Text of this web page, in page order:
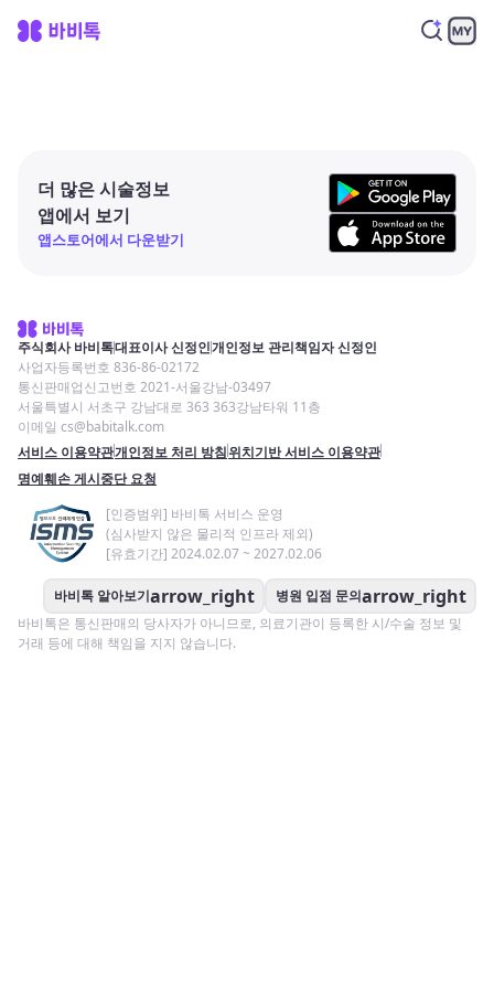
더 많은 시술정보
앱에서 보기
앱스토어에서 다운받기
주식회사 바비톡대표이사 신정인개인정보 관리책임자 신정인
사업자등록번호 836-86-02172
통신판매업신고번호 2021-서울강남-03497
서울특별시 서초구 강남대로 363 363강남타워 11층
이메일 cs@babitalk.com
서비스 이용약관개인정보 처리 방침위치기반 서비스 이용약관
명예훼손 게시중단 요청
[인증범위] 바비톡 서비스 운영
(심사받지 않은 물리적 인프라 제외)
[유효기간] 2024.02.07 ~ 2027.02.06
바비톡 알아보기arrow_right 병원 입점 문의arrow_right
바비톡은 통신판매의 당사자가 아니므로, 의료기관이 등록한 시/수술 정보 및
거래 등에 대해 책임을 지지 않습니다.